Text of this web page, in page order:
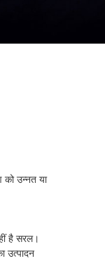
को उन्नत या
है सरल।
उत्पादन